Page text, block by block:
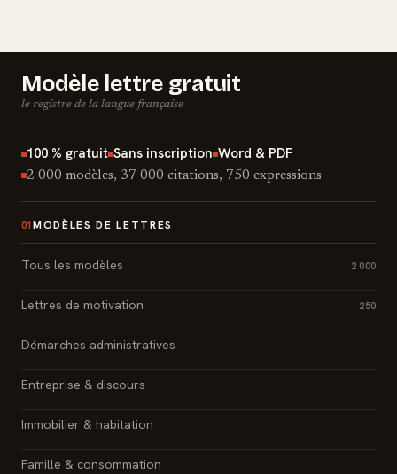
Modèle lettre gratuit
le registre de la langue française
100 % gratuit Sans inscription Word & PDF
2 000 modèles, 37 000 citations, 750 expressions
01 MODÈLES DE LETTRES
Tous les modèles 2 000
Lettres de motivation 250
Démarches administratives
Entreprise & discours
Immobilier & habitation
Famille & consommation